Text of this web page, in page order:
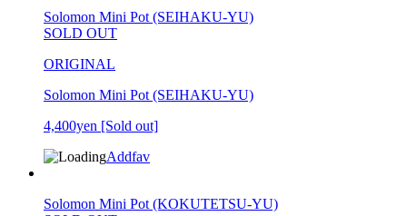
Solomon Mini Pot (SEIHAKU-YU)
SOLD OUT
ORIGINAL
Solomon Mini Pot (SEIHAKU-YU)
4,400yen [Sold out]
Addfav
Solomon Mini Pot (KOKUTETSU-YU)